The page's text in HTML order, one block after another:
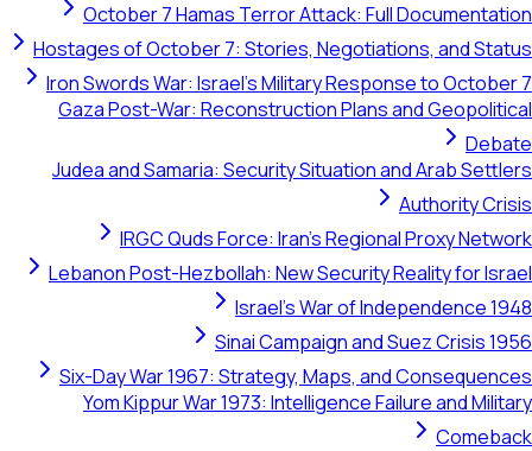
October 7 Hamas Terror Attack: Full Documentation
Hostages of October 7: Stories, Negotiations, and Status
Iron Swords War: Israel's Military Response to October 7
Gaza Post-War: Reconstruction Plans and Geopolitical
Debate
Judea and Samaria: Security Situation and Arab Settlers
Authority Crisis
IRGC Quds Force: Iran's Regional Proxy Network
Lebanon Post-Hezbollah: New Security Reality for Israel
Israel's War of Independence 1948
Sinai Campaign and Suez Crisis 1956
Six-Day War 1967: Strategy, Maps, and Consequences
Yom Kippur War 1973: Intelligence Failure and Military
Comeback